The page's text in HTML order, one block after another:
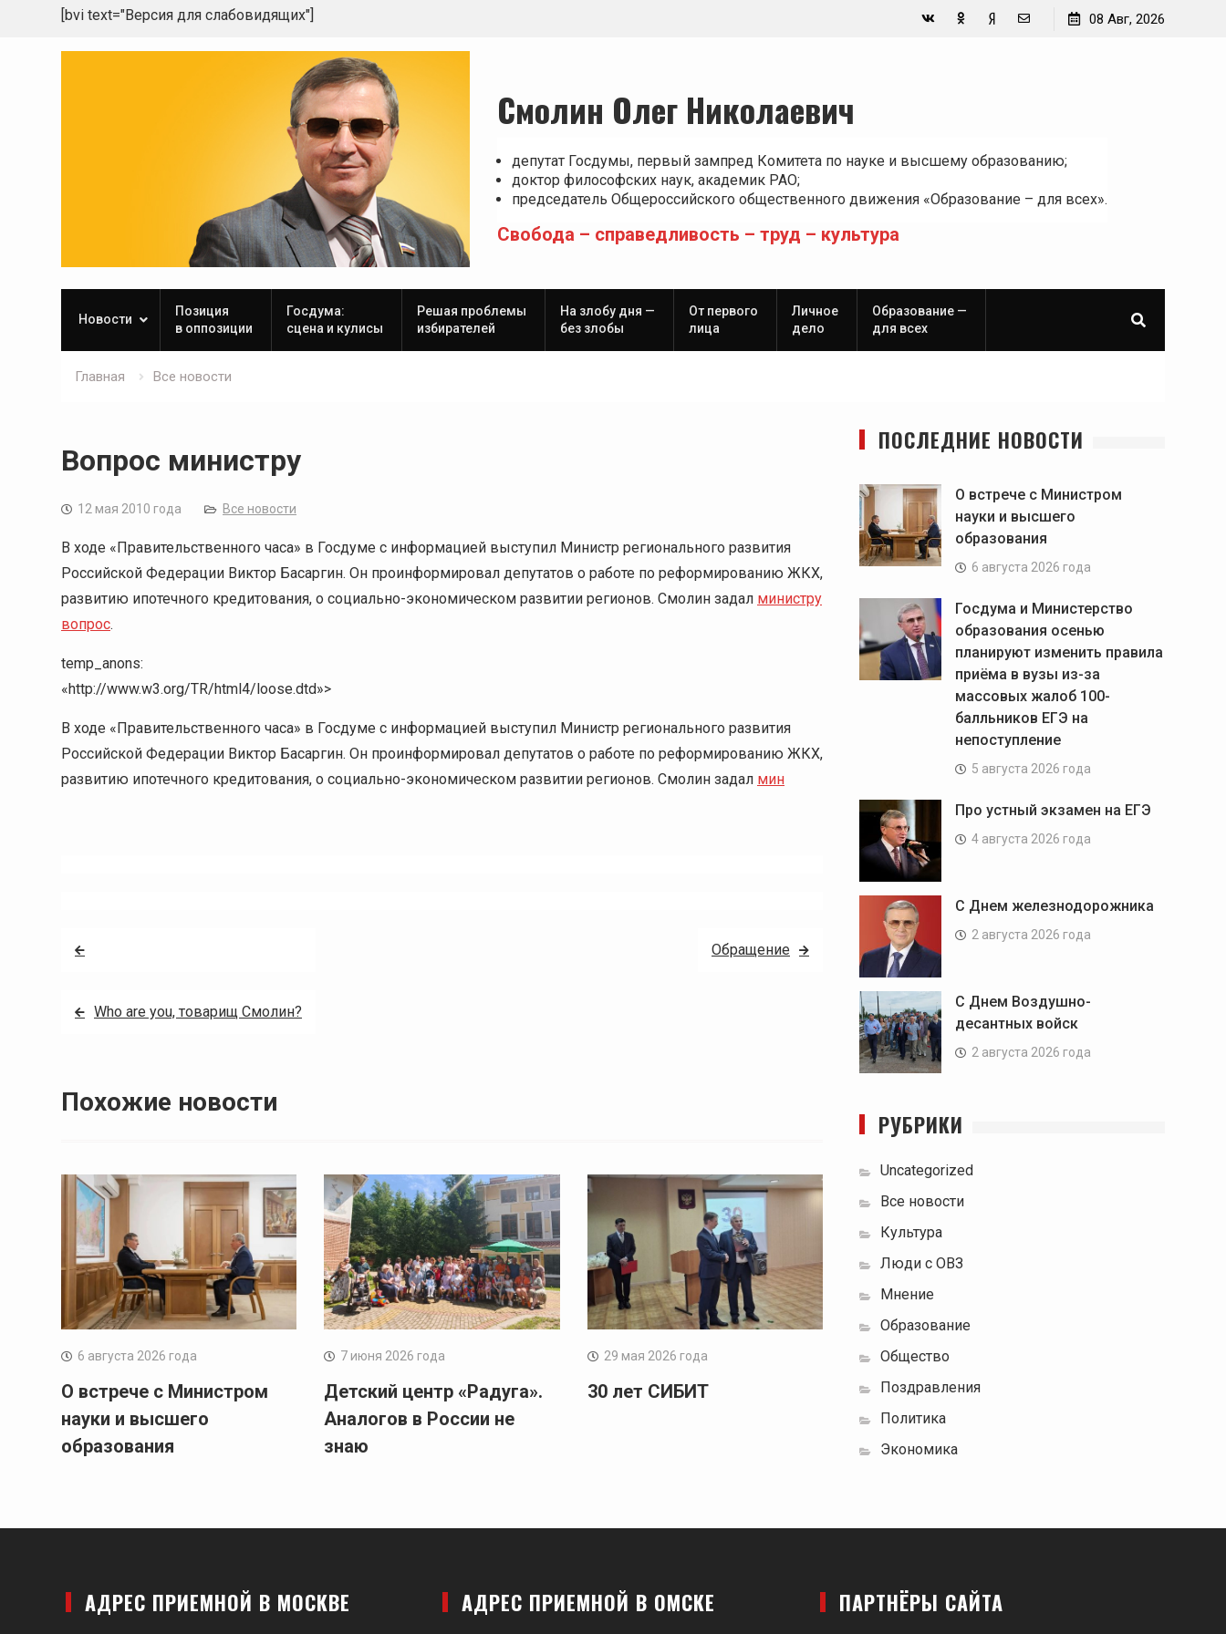
[bvi text="Версия для слабовидящих"] 08 Авг, 2026
Смолин Олег Николаевич
депутат Госдумы, первый зампред Комитета по науке и высшему образованию;
доктор философских наук, академик РАО;
председатель Общероссийского общественного движения «Образование – для всех».
Свобода – справедливость – труд – культура
Новости
Позиция
в оппозиции
Госдума:
сцена и кулисы
Решая проблемы
избирателей
На злобу дня —
без злобы
От первого
лица
Личное
дело
Образование —
для всех
Главная Все новости
Вопрос министру
12 мая 2010 года Все новости
В ходе «Правительственного часа» в Госдуме с информацией выступил Министр регионального развития
Российской Федерации Виктор Басаргин. Он проинформировал депутатов о работе по реформированию ЖКХ,
развитию ипотечного кредитования, о социально-экономическом развитии регионов. Смолин задал министру
вопрос.
temp_anons:
«http://www.w3.org/TR/html4/loose.dtd»>
В ходе «Правительственного часа» в Госдуме с информацией выступил Министр регионального развития
Российской Федерации Виктор Басаргин. Он проинформировал депутатов о работе по реформированию ЖКХ,
развитию ипотечного кредитования, о социально-экономическом развитии регионов. Смолин задал мин
записям
Who are you, товарищ Смолин?
Обращение
Похожие новости
6 августа 2026 года
О встрече с Министром
науки и высшего
образования
7 июня 2026 года
Детский центр «Радуга».
Аналогов в России не
знаю
29 мая 2026 года
30 лет СИБИТ
ПОСЛЕДНИЕ НОВОСТИ
О встрече с Министром
науки и высшего
образования
6 августа 2026 года
Госдума и Министерство
образования осенью
планируют изменить правила
приёма в вузы из-за
массовых жалоб 100-
балльников ЕГЭ на
непоступление
5 августа 2026 года
Про устный экзамен на ЕГЭ
4 августа 2026 года
С Днем железнодорожника
2 августа 2026 года
С Днем Воздушно-
десантных войск
2 августа 2026 года
РУБРИКИ
Uncategorized
Все новости
Культура
Люди с ОВЗ
Мнение
Образование
Общество
Поздравления
Политика
Экономика
АДРЕС ПРИЕМНОЙ В МОСКВЕ АДРЕС ПРИЕМНОЙ В ОМСКЕ ПАРТНЁРЫ САЙТА